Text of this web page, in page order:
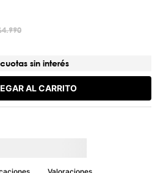
.990
sin interés
AL CARRITO